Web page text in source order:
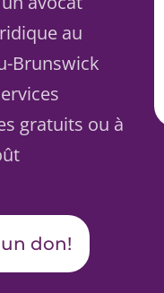
au
Brunswick
gratuits ou à
don!